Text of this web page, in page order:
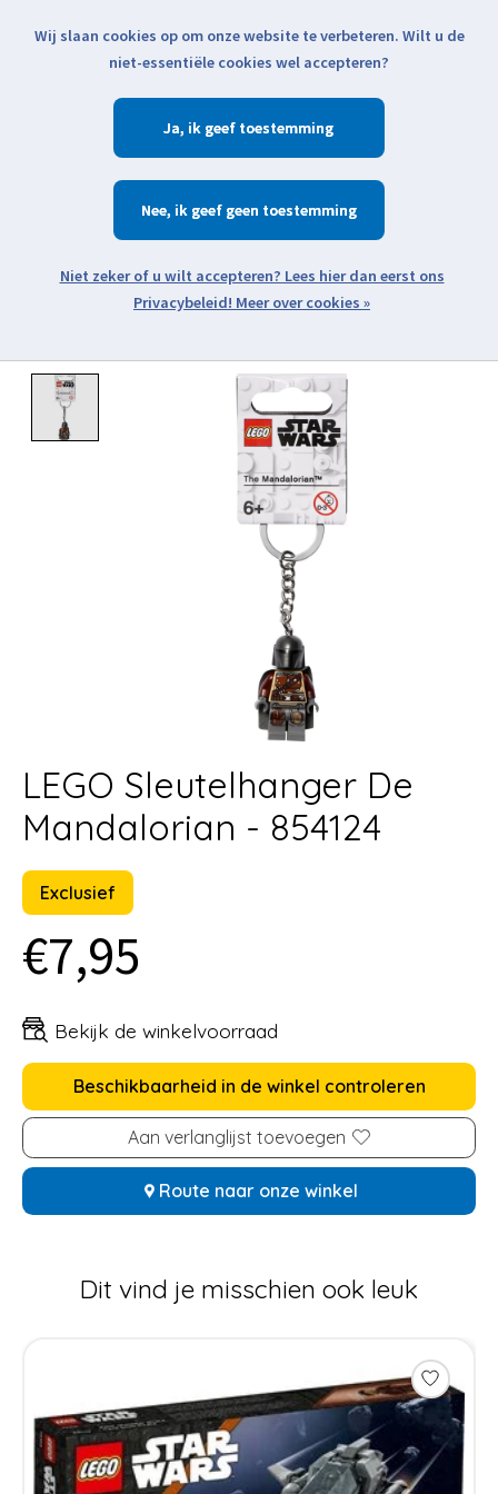
Klik voor actuele verzendinformatie...
Verlanglijst
Zoeken
Open webshop menu
Product image slideshow Items
LEGO Sleutelhanger De
Mandalorian - 854124
Exclusief
€7,95
Bekijk de winkelvoorraad
Beschikbaarheid in de winkel controleren
Aan verlanglijst toevoegen
Route naar onze winkel
Dit vind je misschien ook leuk
Wij slaan cookies op om onze website te verbeteren. Wilt u de
niet-essentiële cookies wel accepteren?
Ja
Nee
Meer over cookies »